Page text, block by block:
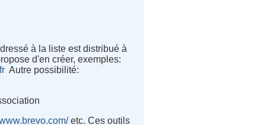
à la liste est distribué à
d'en créer, exemples:
Autre possibilité:
etc. Ces outils